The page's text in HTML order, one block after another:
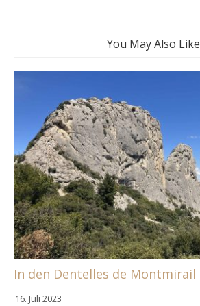
You May Also Like
In den Dentelles de Montmirail
16. Juli 2023